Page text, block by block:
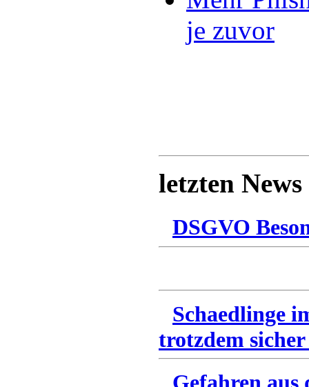
je zuvor
letzten News
DSGVO
Schaedlinge
trotzdem